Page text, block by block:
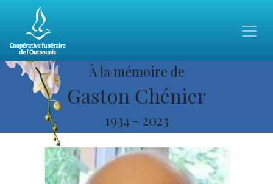
À la mémoire de
Gaston Chénier
1934 - 2023